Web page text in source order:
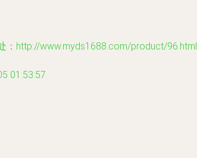
：http://www.myds1688.com/product/96.html
01:53:57